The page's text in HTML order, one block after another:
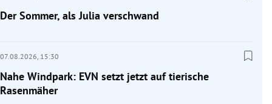
Der Sommer, als Julia verschwand
07.08.2026, 15:30
Nahe Windpark: EVN setzt jetzt auf tierische
Rasenmäher